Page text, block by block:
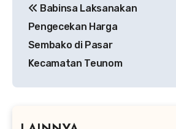
pos
Babinsa Laksanakan
Pengecekan Harga
Sembako di Pasar
Kecamatan Teunom